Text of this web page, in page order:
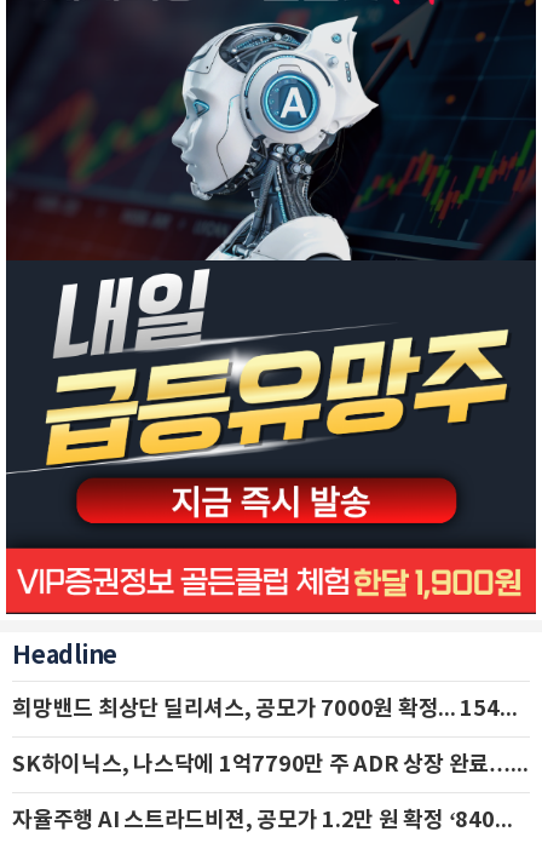
Headline
희망밴드 최상단 딜리셔스, 공모가 7000원 확정... 154억 규모 IPO 돌입
SK하이닉스, 나스닥에 1억7790만 주 ADR 상장 완료…29일 국내 추가 상장
자율주행 AI 스트라드비젼, 공모가 1.2만 원 확정 ‘840억 수혈’